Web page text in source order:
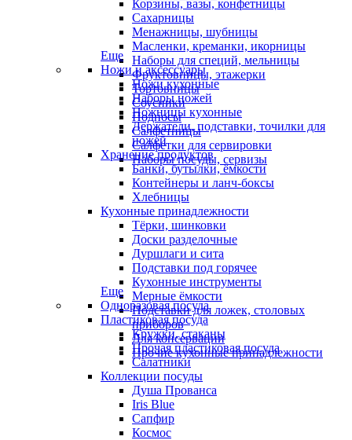
Корзины, вазы, конфетницы
Сахарницы
Менажницы, шубницы
Масленки, креманки, икорницы
Наборы для специй, мельницы
Фруктовницы, этажерки
Тортовницы
Соусники
Подносы
Салфетницы
Салфетки для сервировки
Наборы посуды, сервизы
Еще
Ножи и аксессуары
Ножи кухонные
Наборы ножей
Ножницы кухонные
Держатели, подставки, точилки для
ножей
Хранение продуктов
Банки, бутылки, ёмкости
Контейнеры и ланч-боксы
Хлебницы
Кухонные принадлежности
Тёрки, шинковки
Доски разделочные
Дуршлаги и сита
Подставки под горячее
Кухонные инструменты
Мерные ёмкости
Подставки для ложек, столовых
приборов
Для консервации
Прочие кухонные принадлежности
Еще
Одноразовая посуда
Пластиковая посуда
Кружки, стаканы
Прочая пластиковая посуда
Салатники
Коллекции посуды
Душа Прованса
Iris Blue
Сапфир
Космос